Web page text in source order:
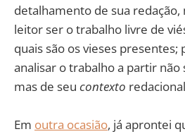
detalhamento de sua redação,
leitor ser o trabalho livre de
quais são os vieses presentes;
analisar o trabalho a partir não
mas de seu contexto
Em outra ocasião, já aprontei